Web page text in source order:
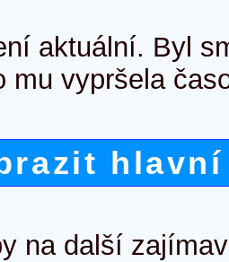
aktuální. Byl
mu vypršela
na další